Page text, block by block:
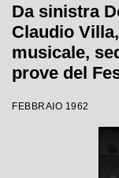
Da sinistra
Claudio
musicale,
prove del
FEBBRAIO 1962